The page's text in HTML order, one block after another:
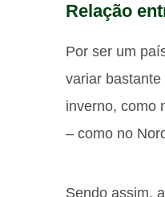
Relação
Por ser um
variar
inverno, como
– como no
Sendo assim,